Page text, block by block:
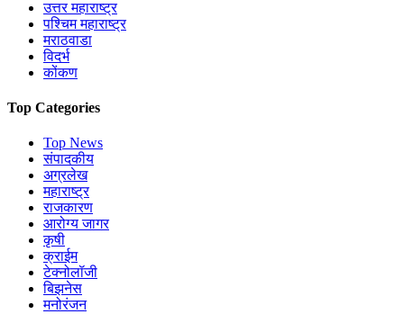
उत्तर महाराष्ट्र
पश्चिम महाराष्ट्र
मराठवाडा
विदर्भ
कोंकण
Top Categories
Top News
संपादकीय
अग्रलेख
महाराष्ट्र
राजकारण
आरोग्य जागर
कृषी
क्राईम
टेक्नोलॉजी
बिझनेस
मनोरंजन